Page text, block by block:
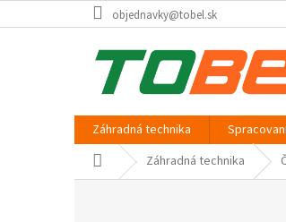
na
objednavky@tobel.sk
Záhradná technika
Domov Záhradná technika